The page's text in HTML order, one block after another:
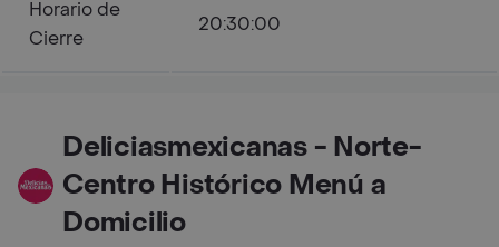
Horario de
Cierre
20:30:00
Deliciasmexicanas - Norte-
Centro Histórico Menú a
Domicilio